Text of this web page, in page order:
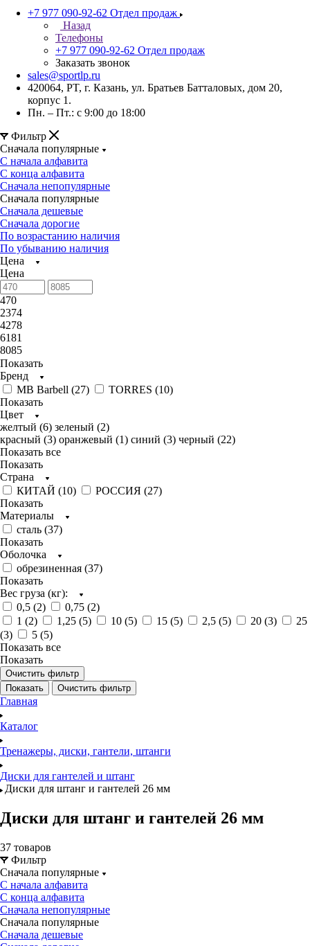
+7 977 090-92-62 Отдел продаж
Назад
Телефоны
+7 977 090-92-62 Отдел продаж
Заказать звонок
sales@sportlp.ru
420064, PT, г. Казань, ул. Братьев Батталовых, дом 20,
корпус 1.
Пн. – Пт.: с 9:00 до 18:00
Фильтр
Сначала популярные
С начала алфавита
С конца алфавита
Сначала непопулярные
Сначала популярные
Сначала дешевые
Сначала дорогие
По возрастанию наличия
По убыванию наличия
Цена
Цена
470
2374
4278
6181
8085
Показать
Бренд
MB Barbell (27) TORRES (10)
Показать
Цвет
желтый (6) зеленый (2)
красный (3) оранжевый (1) синий (3) черный (22)
Показать все
Показать
Страна
КИТАЙ (10) РОССИЯ (27)
Показать
Материалы
сталь (37)
Показать
Оболочка
обрезиненная (37)
Показать
Вес груза (кг):
0,5 (2) 0,75 (2)
1 (2) 1,25 (5) 10 (5) 15 (5) 2,5 (5) 20 (3)
25
(3) 5 (5)
Показать все
Показать
Очистить фильтр
Показать
Очистить фильтр
Главная
Каталог
Тренажеры, диски, гантели, штанги
Диски для гантелей и штанг
Диски для штанг и гантелей 26 мм
Диски для штанг и гантелей 26 мм
37 товаров
Фильтр
Сначала популярные
С начала алфавита
С конца алфавита
Сначала непопулярные
Сначала популярные
Сначала дешевые